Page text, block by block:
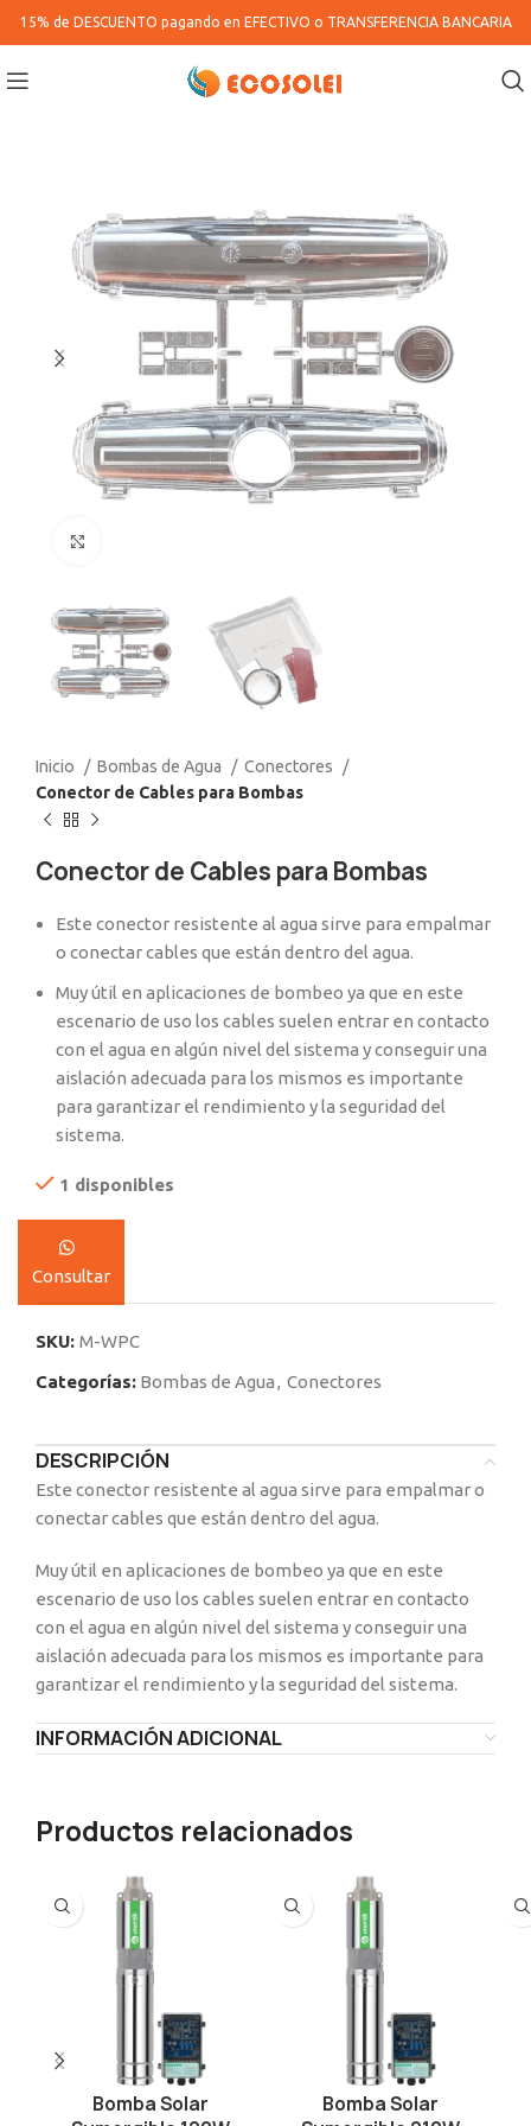
15% de DESCUENTO pagando en EFECTIVO o TRANSFERENCIA BANCARIA
Inicio Bombas de Agua
Conectores
Conector de Cables para Bombas
Conector de Cables para Bombas
Este conector resistente al agua sirve para empalmar
o conectar cables que están dentro del agua.
Muy útil en aplicaciones de bombeo ya que en este
escenario de uso los cables suelen entrar en contacto
con el agua en algún nivel del sistema y conseguir una
aislación adecuada para los mismos es importante
para garantizar el rendimiento y la seguridad del
sistema.
1 disponibles
Consultar
SKU: M-WPC
Categorías: Bombas de Agua, Conectores
DESCRIPCIÓN
Este conector resistente al agua sirve para empalmar o
conectar cables que están dentro del agua.
Muy útil en aplicaciones de bombeo ya que en este
escenario de uso los cables suelen entrar en contacto
con el agua en algún nivel del sistema y conseguir una
aislación adecuada para los mismos es importante para
garantizar el rendimiento y la seguridad del sistema.
INFORMACIÓN ADICIONAL
Productos relacionados
Bomba Solar
Bomba Solar